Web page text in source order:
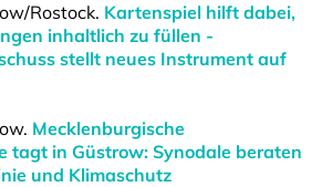
Rostock. Kartenspiel hilft dabei,
inhaltlich zu füllen -
stellt neues Instrument auf
Mecklenburgische
tagt in Güstrow: Synodale beraten
und Klimaschutz